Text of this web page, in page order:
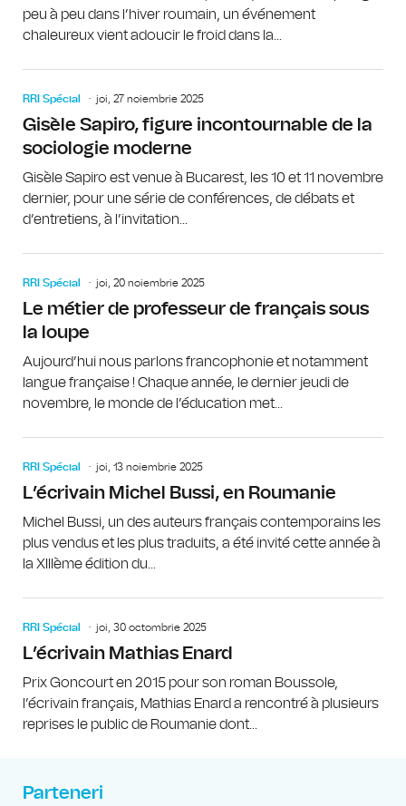
peu à peu dans l’hiver roumain, un événement
chaleureux vient adoucir le froid dans la...
RRI Spécial joi, 27 noiembrie 2025
Gisèle Sapiro, figure incontournable de la
sociologie moderne
Gisèle Sapiro est venue à Bucarest, les 10 et 11 novembre
dernier, pour une série de conférences, de débats et
d’entretiens, à l’invitation...
RRI Spécial joi, 20 noiembrie 2025
Le métier de professeur de français sous
la loupe
Aujourd’hui nous parlons francophonie et notamment
langue française ! Chaque année, le dernier jeudi de
novembre, le monde de l’éducation met...
RRI Spécial joi, 13 noiembrie 2025
L’écrivain Michel Bussi, en Roumanie
Michel Bussi, un des auteurs français contemporains les
plus vendus et les plus traduits, a été invité cette année à
la XIIIème édition du...
RRI Spécial joi, 30 octombrie 2025
L’écrivain Mathias Enard
Prix Goncourt en 2015 pour son roman Boussole,
l’écrivain français, Mathias Enard a rencontré à plusieurs
reprises le public de Roumanie dont...
Parteneri